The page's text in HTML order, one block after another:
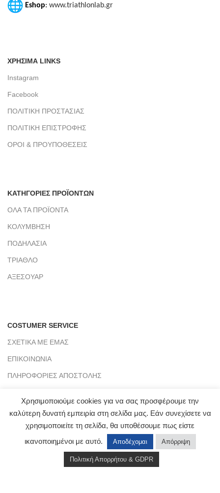
Eshop: www.triathlonlab.gr
ΧΡΗΣΙΜΑ LINKS
Instagram
Facebook
ΠΟΛΙΤΙΚΗ ΠΡΟΣΤΑΣΙΑΣ
ΠΟΛΙΤΙΚΗ ΕΠΙΣΤΡΟΦΗΣ
ΟΡΟΙ & ΠΡΟΥΠΟΘΕΣΕΙΣ
ΚΑΤΗΓΟΡΙΕΣ ΠΡΟΪΟΝΤΩΝ
ΟΛΑ ΤΑ ΠΡΟΪΟΝΤΑ
ΚΟΛΥΜΒΗΣΗ
ΠΟΔΗΛΑΣΙΑ
ΤΡΙΑΘΛΟ
ΑΞΕΣΟΥΑΡ
COSTUMER SERVICE
ΣΧΕΤΙΚΑ ΜΕ ΕΜΑΣ
ΕΠΙΚΟΙΝΩΝΙΑ
ΠΛΗΡΟΦΟΡΙΕΣ ΑΠΟΣΤΟΛΗΣ
BLOG
CLICKMYWAY 2021 - PREMIUM E-COMMERCE SOLUTIONS.
Αρ. Γ.Ε.ΜΗ : 151953803000
Χρησιμοποιούμε cookies για να σας προσφέρουμε την
καλύτερη δυνατή εμπειρία στη σελίδα μας. Εάν συνεχίσετε να
χρησιμοποιείτε τη σελίδα, θα υποθέσουμε πως είστε
ικανοποιημένοι με αυτό.
Αποδέχομαι Απόρριψη
Πολιτική Απορρήτου & GDPR